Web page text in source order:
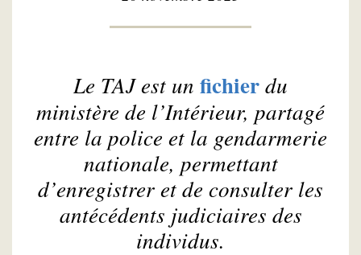
Le TAJ est un fichierdu
ministère de l’Intérieur, partagé
entre la police et la gendarmerie
nationale, permettant
d’enregistrer et de consulter les
antécédents judiciaires des
individus.